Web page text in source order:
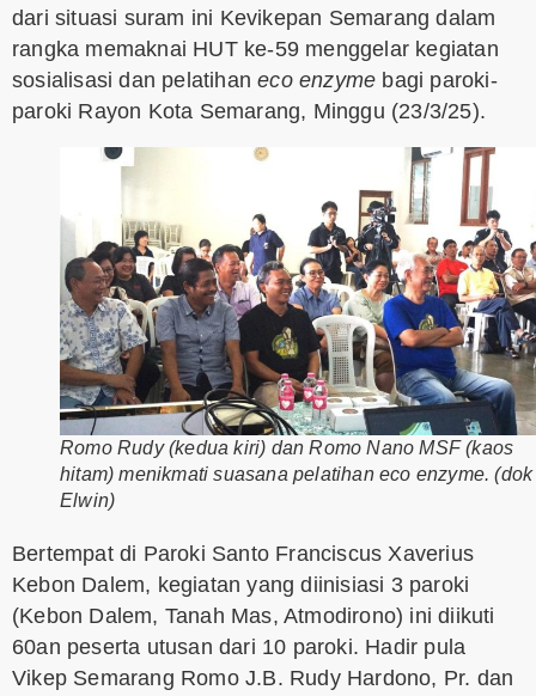
dari situasi suram ini Kevikepan Semarang dalam
rangka memaknai HUT ke-59 menggelar kegiatan
sosialisasi dan pelatihaneco enzyme bagi paroki-
paroki Rayon Kota Semarang, Minggu (23/3/25).
Romo Rudy (kedua kiri) dan Romo Nano MSF (kaos
hitam) menikmati suasana pelatihan eco enzyme. (dok
Elwin)
Bertempat di Paroki Santo Franciscus Xaverius
Kebon Dalem, kegiatan yang diinisiasi 3 paroki
(Kebon Dalem, Tanah Mas, Atmodirono) ini diikuti
60an peserta utusan dari 10 paroki. Hadir pula
Vikep Semarang Romo J.B. Rudy Hardono, Pr. dan